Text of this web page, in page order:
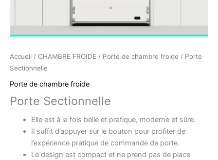
Accueil / CHAMBRE FROIDE / Porte de chambre froide / Porte
Sectionnelle
Porte de chambre froide
Porte Sectionnelle
Elle est à la fois belle et pratique, moderne et sûre.
Il suffit d’appuyer sur le bouton pour profiter de
l’expérience pratique de commande de porte.
Le design est compact et ne prend pas de place